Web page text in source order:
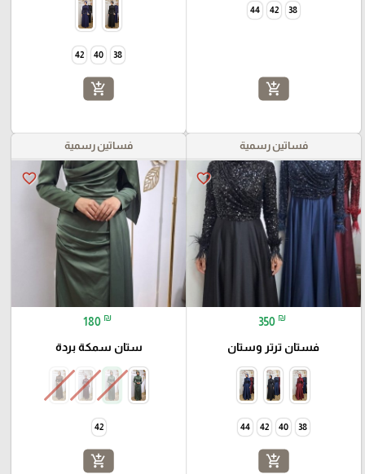
38
42
44
add_shopping_cart
38
40
42
add_shopping_cart
فساتين رسمية
favorite_border
350 ₪
فستان ترتر وستان
38
40
42
44
add_shopping_cart
فساتين رسمية
favorite_border
180 ₪
ستان سمكة بردة
42
add_shopping_cart